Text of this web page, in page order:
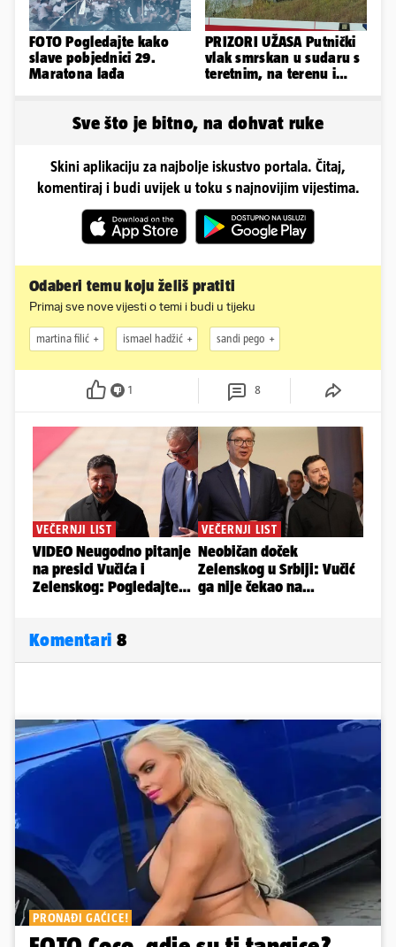
FOTO Pogledajte kako
slave pobjednici 29.
Maratona lađa
PRIZORI UŽASA Putnički
vlak smrskan u sudaru s
teretnim, na terenu i
Sve što je bitno, na dohvat ruke
Skini aplikaciju za najbolje iskustvo portala. Čitaj,
komentiraj i budi uvijek u toku s najnovijim vijestima.
Odaberi temu koju želiš pratiti
Primaj sve nove vijesti o temi i budi u tijeku
martina filić ismael hadžić sandi pego
1 8
Komentari 8
PRONAĐI GAĆICE!